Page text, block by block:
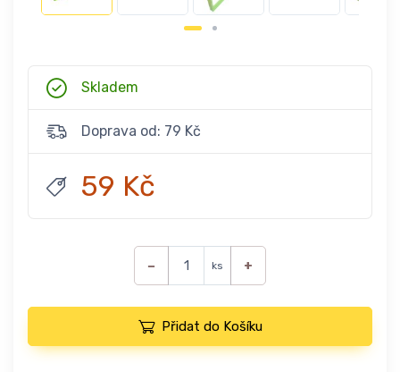
Skladem
Doprava od: 79 Kč
59 Kč
− ks +
Přidat do Košíku